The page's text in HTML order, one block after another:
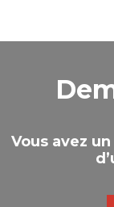
Vous avez